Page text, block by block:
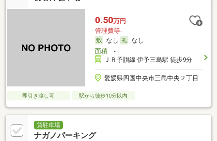
0.50万円
管理費等-
なし
なし
面積-
ＪＲ予讃線 伊予三島駅 徒歩9分
愛媛県四国中央市三島中央２丁目
即引き渡し可 駅から徒歩10分以内
貸駐車場
ナガノパーキング